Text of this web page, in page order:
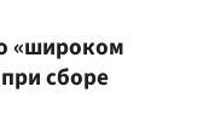
«широком
сборе